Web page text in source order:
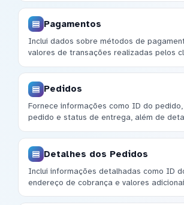
Pagamentos
Inclui dados sobre métodos de
valores de transações realizadas pelos
Pedidos
Fornece informações como ID do
pedido e status de entrega, além de
Detalhes dos Pedidos
Inclui informações detalhadas como ID
endereço de cobrança e valores